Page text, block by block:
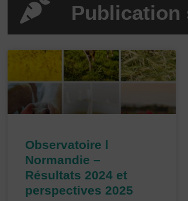
Observatoire l
Normandie –
Résultats 2024 et
perspectives 2025